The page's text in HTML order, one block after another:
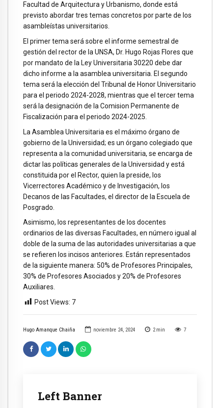
Hugo Amanque Chaiña noviembre 24, 2024 2 min 7
Left Banner
Facultad de Arquitectura y Urbanismo, donde está
previsto abordar tres temas concretos por parte de los
asambleístas universitarios.
El primer tema será sobre el informe semestral de
gestión del rector de la UNSA, Dr. Hugo Rojas Flores que
por mandato de la Ley Universitaria 30220 debe dar
dicho informe a la asamblea universitaria. El segundo
tema será la elección del Tribunal de Honor Universitario
para el periodo 2024-2028, mientras que el tercer tema
será la designación de la Comision Permanente de
Fiscalización para el periodo 2024-2025.
La Asamblea Universitaria es el máximo órgano de
gobierno de la Universidad; es un órgano colegiado que
representa a la comunidad universitaria, se encarga de
dictar las políticas generales de la Universidad y está
constituida por el Rector, quien la preside, los
Vicerrectores Académico y de Investigación, los
Decanos de las Facultades, el director de la Escuela de
Posgrado.
Asimismo, los representantes de los docentes
ordinarios de las diversas Facultades, en número igual al
doble de la suma de las autoridades universitarias a que
se refieren los incisos anteriores. Están representados
de la siguiente manera: 50% de Profesores Principales,
30% de Profesores Asociados y 20% de Profesores
Auxiliares.
Post Views: 7